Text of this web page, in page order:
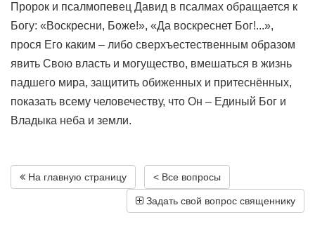
Пророк и псалмопевец Давид в псалмах обращается к
Богу: «Воскресни, Боже!», «Да воскреснет Бог!...»,
прося Его каким – либо сверхъестественным образом
явить Свою власть и могущество, вмешаться в жизнь
падшего мира, защитить обиженных и притеснённых,
показать всему человечеству, что Он – Единый Бог и
Владыка неба и земли.
На главную страницу < Все вопросы
Задать свой вопрос священнику